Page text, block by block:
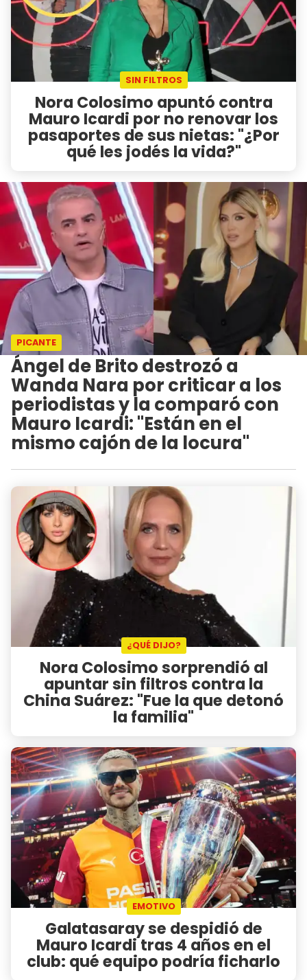
SIN FILTROS
Nora Colosimo apuntó contra
Mauro Icardi por no renovar los
pasaportes de sus nietas: "¿Por
qué les jodés la vida?"
PICANTE
Ángel de Brito destrozó a
Wanda Nara por criticar a los
periodistas y la comparó con
Mauro Icardi: "Están en el
mismo cajón de la locura"
¿QUÉ DIJO?
Nora Colosimo sorprendió al
apuntar sin filtros contra la
China Suárez: "Fue la que detonó
la familia"
EMOTIVO
Galatasaray se despidió de
Mauro Icardi tras 4 años en el
club: qué equipo podría ficharlo